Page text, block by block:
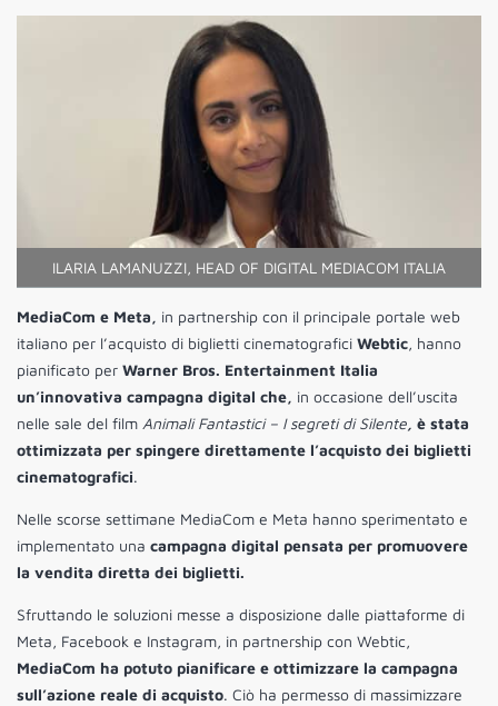
ILARIA LAMANUZZI, HEAD OF DIGITAL MEDIACOM ITALIA
MediaCom e Meta, in partnership con il principale portale web
italiano per l’acquisto di biglietti cinematografici Webtic, hanno
pianificato per Warner Bros. Entertainment Italia
un’innovativa campagna digital che, in occasione dell’uscita
nelle sale del film Animali Fantastici – I segreti di Silente, è stata
ottimizzata per spingere direttamente l’acquisto dei biglietti
cinematografici.
Nelle scorse settimane MediaCom e Meta hanno sperimentato e
implementato una campagna digital pensata per promuovere
la vendita diretta dei biglietti.
Sfruttando le soluzioni messe a disposizione dalle piattaforme di
Meta, Facebook e Instagram, in partnership con Webtic,
MediaCom ha potuto pianificare e ottimizzare la campagna
sull’azione reale di acquisto. Ciò ha permesso di massimizzare